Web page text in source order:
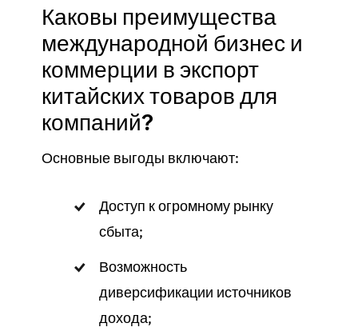
Каковы преимущества
международной бизнес и
коммерции в экспорт
китайских товаров для
компаний?
Основные выгоды включают:
Доступ к огромному рынку
сбыта;
Возможность
диверсификации источников
дохода;